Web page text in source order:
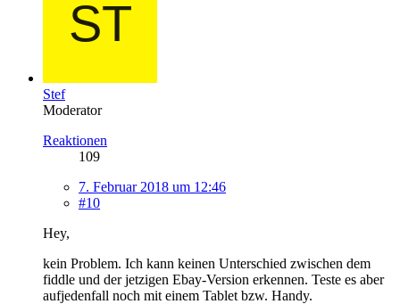
Stef
Moderator
Reaktionen
109
7. Februar 2018 um 12:46
#10
Hey,
kein Problem. Ich kann keinen Unterschied zwischen dem
fiddle und der jetzigen Ebay-Version erkennen. Teste es aber
aufjedenfall noch mit einem Tablet bzw. Handy.